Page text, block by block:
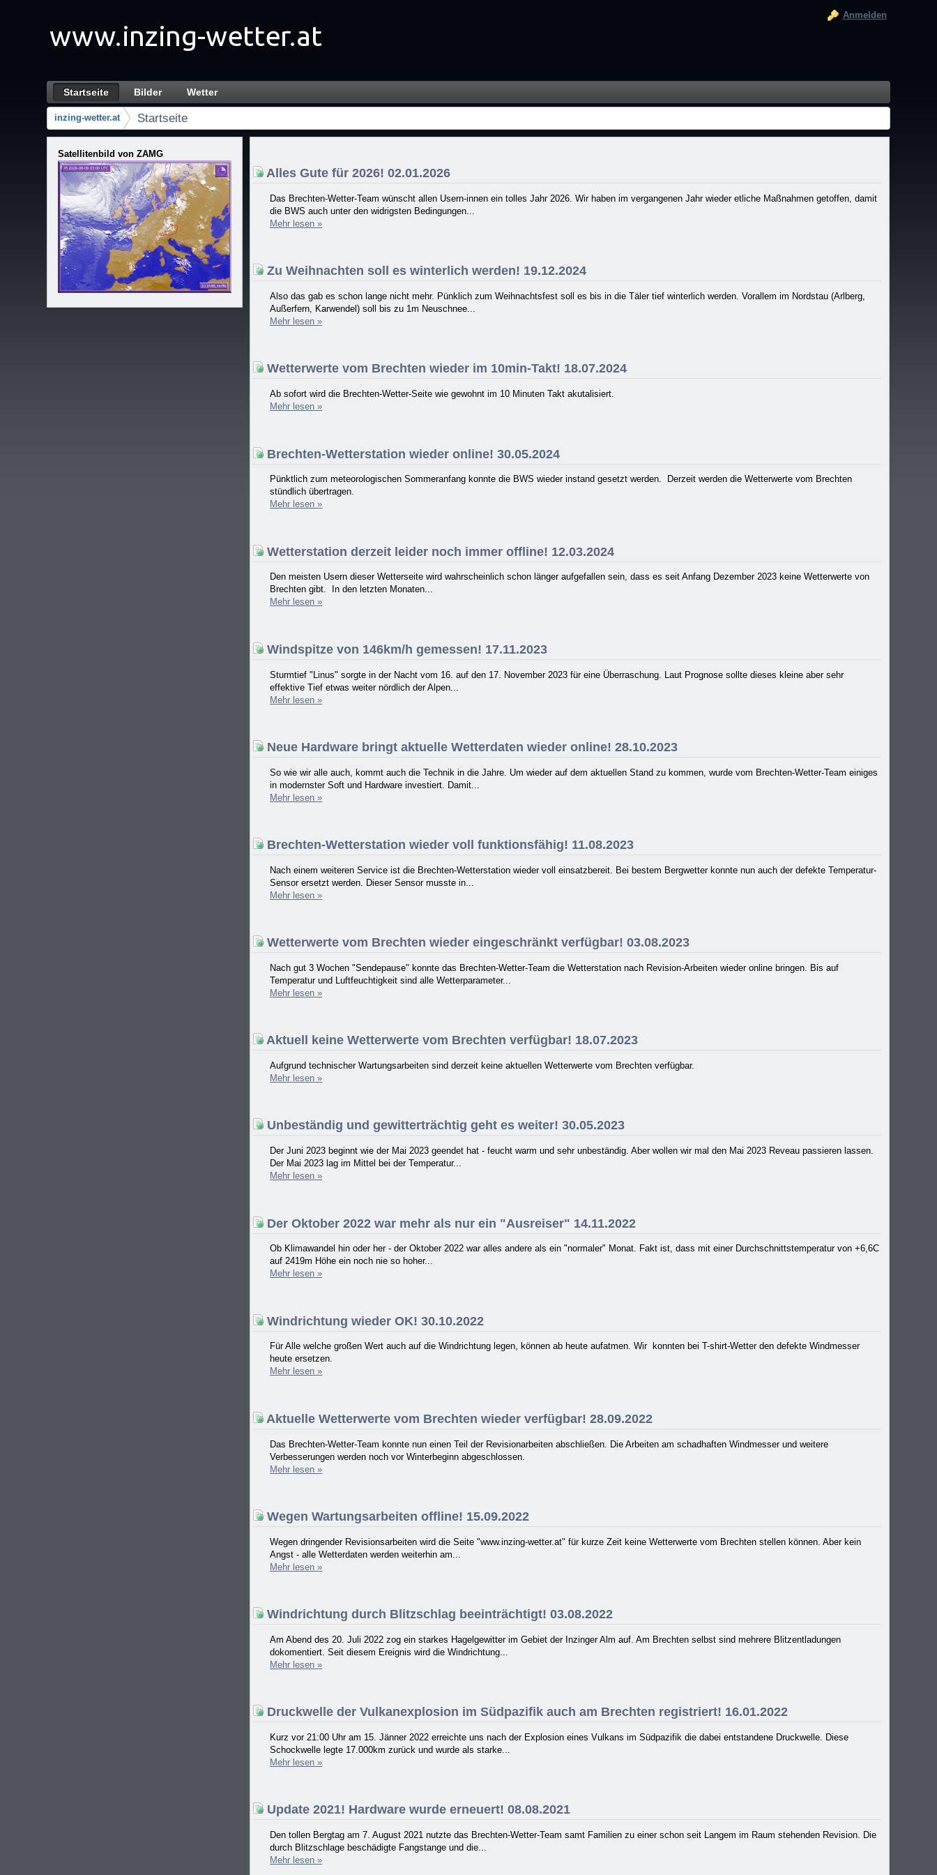
Startseite
Anmelden
Navigation
Startseite Bilder Wetter
Brotkrumen (Wo bin ich?)
inzing-wetter.at Startseite
Satellitenbild von ZAMG
Alles Gute für 2026! 02.01.2026
Das Brechten-Wetter-Team wünscht allen Usern-innen ein tolles Jahr 2026. Wir haben im vergangenen Jahr wieder etliche Maßnahmen getoffen, damit
die BWS auch unter den widrigsten Bedingungen...
Mehr lesen »
Zu Weihnachten soll es winterlich werden! 19.12.2024
Also das gab es schon lange nicht mehr. Pünklich zum Weihnachtsfest soll es bis in die Täler tief winterlich werden. Vorallem im Nordstau (Arlberg,
Außerfern, Karwendel) soll bis zu 1m Neuschnee...
Mehr lesen »
Wetterwerte vom Brechten wieder im 10min-Takt! 18.07.2024
Ab sofort wird die Brechten-Wetter-Seite wie gewohnt im 10 Minuten Takt akutalisiert.
Mehr lesen »
Brechten-Wetterstation wieder online! 30.05.2024
Pünktlich zum meteorologischen Sommeranfang konnte die BWS wieder instand gesetzt werden. Derzeit werden die Wetterwerte vom Brechten
stündlich übertragen.
Mehr lesen »
Wetterstation derzeit leider noch immer offline! 12.03.2024
Den meisten Usern dieser Wetterseite wird wahrscheinlich schon länger aufgefallen sein, dass es seit Anfang Dezember 2023 keine Wetterwerte von
Brechten gibt. In den letzten Monaten...
Mehr lesen »
Windspitze von 146km/h gemessen! 17.11.2023
Sturmtief "Linus" sorgte in der Nacht vom 16. auf den 17. November 2023 für eine Überraschung. Laut Prognose sollte dieses kleine aber sehr
effektive Tief etwas weiter nördlich der Alpen...
Mehr lesen »
Neue Hardware bringt aktuelle Wetterdaten wieder online! 28.10.2023
So wie wir alle auch, kommt auch die Technik in die Jahre. Um wieder auf dem aktuellen Stand zu kommen, wurde vom Brechten-Wetter-Team einiges
in modernster Soft und Hardware investiert. Damit...
Mehr lesen »
Brechten-Wetterstation wieder voll funktionsfähig! 11.08.2023
Nach einem weiteren Service ist die Brechten-Wetterstation wieder voll einsatzbereit. Bei bestem Bergwetter konnte nun auch der defekte Temperatur-
Sensor ersetzt werden. Dieser Sensor musste in...
Mehr lesen »
Wetterwerte vom Brechten wieder eingeschränkt verfügbar! 03.08.2023
Nach gut 3 Wochen "Sendepause" konnte das Brechten-Wetter-Team die Wetterstation nach Revision-Arbeiten wieder online bringen. Bis auf
Temperatur und Luftfeuchtigkeit sind alle Wetterparameter...
Mehr lesen »
Aktuell keine Wetterwerte vom Brechten verfügbar! 18.07.2023
Aufgrund technischer Wartungsarbeiten sind derzeit keine aktuellen Wetterwerte vom Brechten verfügbar.
Mehr lesen »
Unbeständig und gewitterträchtig geht es weiter! 30.05.2023
Der Juni 2023 beginnt wie der Mai 2023 geendet hat - feucht warm und sehr unbeständig. Aber wollen wir mal den Mai 2023 Reveau passieren lassen.
Der Mai 2023 lag im Mittel bei der Temperatur...
Mehr lesen »
Der Oktober 2022 war mehr als nur ein "Ausreiser" 14.11.2022
Ob Klimawandel hin oder her - der Oktober 2022 war alles andere als ein "normaler" Monat. Fakt ist, dass mit einer Durchschnittstemperatur von +6,6C
auf 2419m Höhe ein noch nie so hoher...
Mehr lesen »
Windrichtung wieder OK! 30.10.2022
Für Alle welche großen Wert auch auf die Windrichtung legen, können ab heute aufatmen. Wir konnten bei T-shirt-Wetter den defekte Windmesser
heute ersetzen.
Mehr lesen »
Aktuelle Wetterwerte vom Brechten wieder verfügbar! 28.09.2022
Das Brechten-Wetter-Team konnte nun einen Teil der Revisionarbeiten abschließen. Die Arbeiten am schadhaften Windmesser und weitere
Verbesserungen werden noch vor Winterbeginn abgeschlossen.
Mehr lesen »
Wegen Wartungsarbeiten offline! 15.09.2022
Wegen dringender Revisionsarbeiten wird die Seite "www.inzing-wetter.at" für kurze Zeit keine Wetterwerte vom Brechten stellen können. Aber kein
Angst - alle Wetterdaten werden weiterhin am...
Mehr lesen »
Windrichtung durch Blitzschlag beeinträchtigt! 03.08.2022
Am Abend des 20. Juli 2022 zog ein starkes Hagelgewitter im Gebiet der Inzinger Alm auf. Am Brechten selbst sind mehrere Blitzentladungen
dokomentiert. Seit diesem Ereignis wird die Windrichtung...
Mehr lesen »
Druckwelle der Vulkanexplosion im Südpazifik auch am Brechten registriert! 16.01.2022
Kurz vor 21:00 Uhr am 15. Jänner 2022 erreichte uns nach der Explosion eines Vulkans im Südpazifik die dabei entstandene Druckwelle. Diese
Schockwelle legte 17.000km zurück und wurde als starke...
Mehr lesen »
Update 2021! Hardware wurde erneuert! 08.08.2021
Den tollen Bergtag am 7. August 2021 nutzte das Brechten-Wetter-Team samt Familien zu einer schon seit Langem im Raum stehenden Revision. Die
durch Blitzschlage beschädigte Fangstange und die...
Mehr lesen »